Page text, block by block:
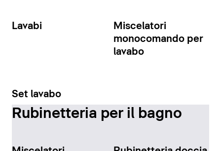
Lavabi
Miscelatori
monocomando per
lavabo
Set lavabo
Rubinetteria per il bagno